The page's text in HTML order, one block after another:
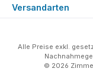
Versandarten
Alle Preise exkl.
© 2026